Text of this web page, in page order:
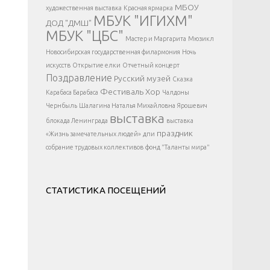
</div >
художественная выставка Красная ярмарка МБОУ
ДОД "ДМШ" МБУК "ИГИХМ"
МБУК "ЦБС" Мастер и Маргарита Мюзикл
Новосибирская государственная филармония Ночь
искусств Открытие елки Отчетный концерт
Поздравление Русский музей Сказка
Карабаса Барабаса ФестивальХор Чалдоны
Чернбыль Шалагина Наталья Михайловна Ярошевич
блокада Ленинграда выставка выставка
«Жизнь замечательных людей» дпи праздник
собрание трудовых коллективов фонд "Таланты мира"
СТАТИСТИКА ПОСЕЩЕНИЙ